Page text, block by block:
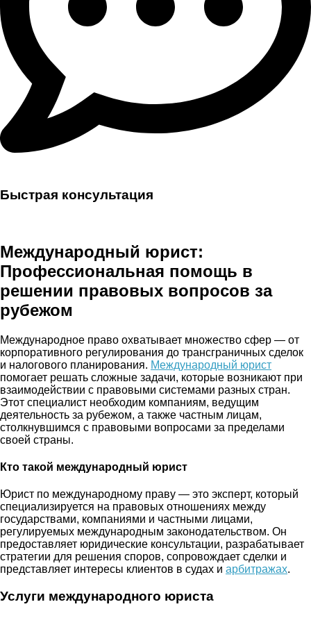
Быстрая консультация
Международный юрист:
Профессиональная помощь в
решении правовых вопросов за
рубежом
Международное право охватывает множество сфер — от
корпоративного регулирования до трансграничных сделок
и налогового планирования. Международный юрист
помогает решать сложные задачи, которые возникают при
взаимодействии с правовыми системами разных стран.
Этот специалист необходим компаниям, ведущим
деятельность за рубежом, а также частным лицам,
столкнувшимся с правовыми вопросами за пределами
своей страны.
Кто такой международный юрист
Юрист по международному праву — это эксперт, который
специализируется на правовых отношениях между
государствами, компаниями и частными лицами,
регулируемых международным законодательством. Он
предоставляет юридические консультации, разрабатывает
стратегии для решения споров, сопровождает сделки и
представляет интересы клиентов в судах и арбитражах.
Услуги международного юриста